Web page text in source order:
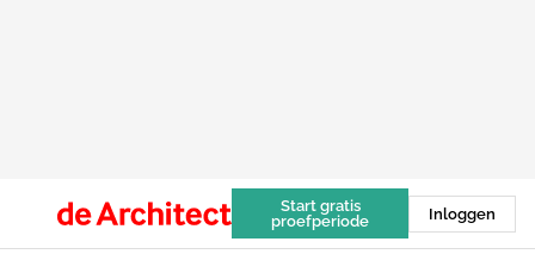
Start gratis
proefperiode
Inloggen